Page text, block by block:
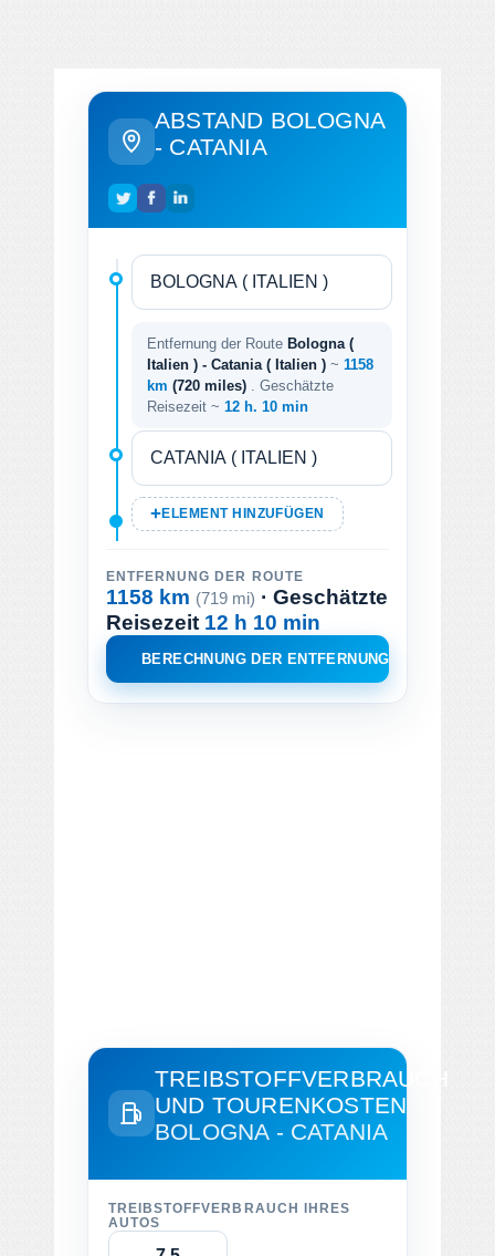
ABSTAND BOLOGNA
- CATANIA
Entfernung der Route Bologna (
Italien ) - Catania ( Italien ) ~ 1158
km (720 miles)
. Geschätzte
Reisezeit ~ 12 h. 10 min
ELEMENT HINZUFÜGEN
ENTFERNUNG DER ROUTE
1158 km (719 mi) · Geschätzte
Reisezeit 12 h 10 min
BERECHNUNG DER ENTFERNUNG
TREIBSTOFFVERBRAUCH
UND TOURENKOSTEN
BOLOGNA - CATANIA
TREIBSTOFFVERBRAUCH IHRES
AUTOS